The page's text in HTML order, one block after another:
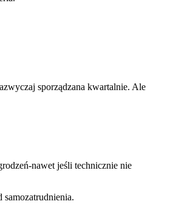
sporządzana kwartalnie. Ale
nawet jeśli technicznie nie
samozatrudnienia.